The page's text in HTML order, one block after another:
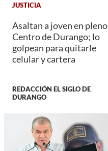
JUSTICIA
Asaltan a joven en pleno
Centro de Durango; lo
golpean para quitarle
celular y cartera
REDACCIÓN EL SIGLO DE
DURANGO